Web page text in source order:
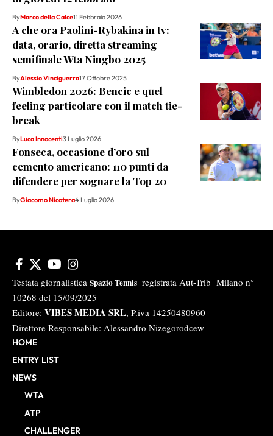
ByMarco della Calce11 Febbraio 2026
A che ora Paolini-Rybakina in tv:
data, orario, diretta streaming
semifinale Wta Ningbo 2025
ByAlessio Vinciguerra17 Ottobre 2025
Wimbledon 2026: Bencic e quel
feeling particolare con il match tie-
break
ByLuca Innocenti3 Luglio 2026
Fonseca, occasione d’oro sul
cemento americano: 110 punti da
difendere per sognare la Top 20
ByGiacomo Nicotera4 Luglio 2026
Testata giornalistica Spazio Tennis registrata Aut-Trib Milano n°
10268 del 15/09/2025
Editore: VIBES MEDIA SRL, P.iva 14250480960
Direttore Responsabile: Alessandro Nizegorodcew
HOME
ENTRY LIST
NEWS
WTA
ATP
CHALLENGER